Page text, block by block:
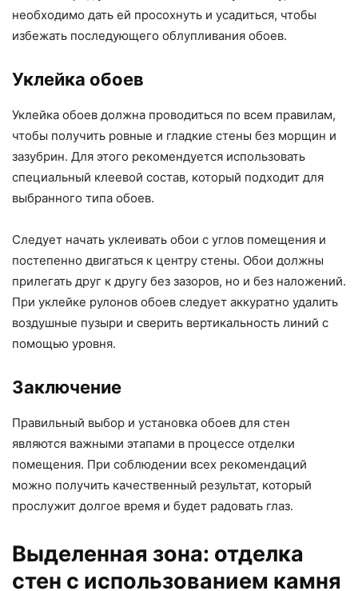
необходимо дать ей просохнуть и усадиться, чтобы
избежать последующего облупливания обоев.
Уклейка обоев
Уклейка обоев должна проводиться по всем правилам,
чтобы получить ровные и гладкие стены без морщин и
зазубрин. Для этого рекомендуется использовать
специальный клеевой состав, который подходит для
выбранного типа обоев.
Следует начать уклеивать обои с углов помещения и
постепенно двигаться к центру стены. Обои должны
прилегать друг к другу без зазоров, но и без наложений.
При уклейке рулонов обоев следует аккуратно удалить
воздушные пузыри и сверить вертикальность линий с
помощью уровня.
Заключение
Правильный выбор и установка обоев для стен
являются важными этапами в процессе отделки
помещения. При соблюдении всех рекомендаций
можно получить качественный результат, который
прослужит долгое время и будет радовать глаз.
Выделенная зона: отделка
стен с использованием камня